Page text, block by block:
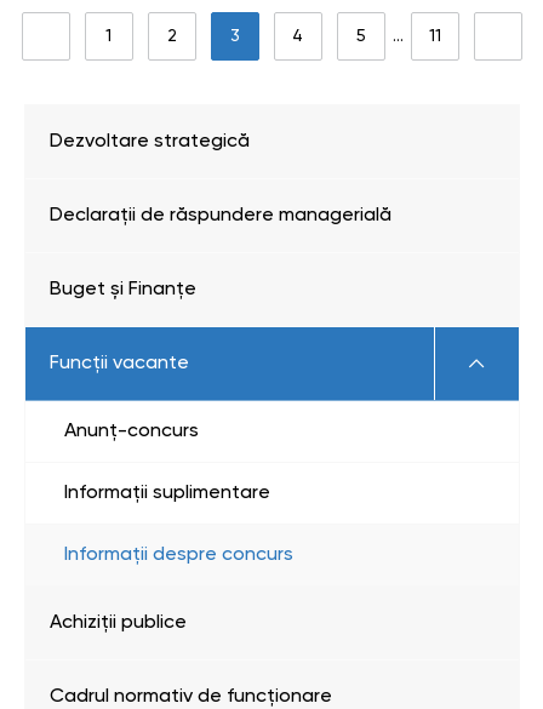
1 2 3 4 5 … 11
Dezvoltare strategică
Declarații de răspundere managerială
Buget și Finanțe
Funcții vacante
Anunț-concurs
Informații suplimentare
Informații despre concurs
Achiziţii publice
Cadrul normativ de funcționare